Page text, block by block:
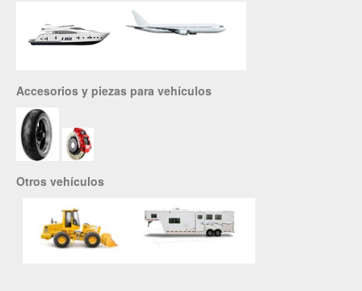
Accesorios y piezas para vehículos
Otros vehículos